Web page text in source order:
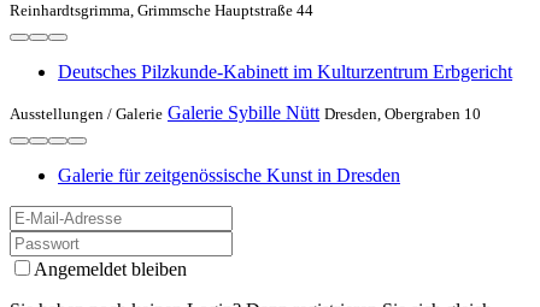
Reinhardtsgrimma, Grimmsche Hauptstraße 44
Deutsches Pilzkunde-Kabinett im Kulturzentrum Erbgericht
Ausstellungen / Galerie Galerie Sybille Nütt Dresden, Obergraben 10
Galerie für zeitgenössische Kunst in Dresden
Angemeldet bleiben